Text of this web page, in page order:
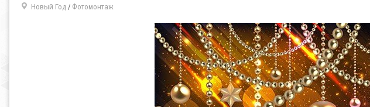
Новый Год/ Фотомонтаж